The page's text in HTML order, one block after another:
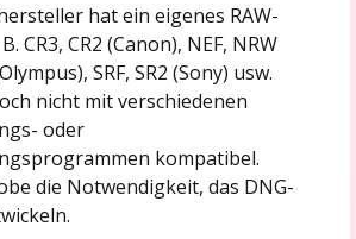
hat ein eigenes RAW-
CR3, CR2 (Canon), NEF, NRW
SRF, SR2 (Sony) usw.
nicht mit verschiedenen
oder
kompatibel.
die Notwendigkeit, das DNG-